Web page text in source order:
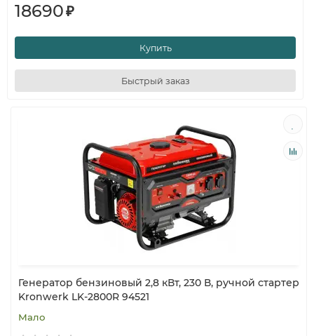
18690₽
Купить
Быстрый заказ
Генератор бензиновый 2,8 кВт, 230 В, ручной стартер
Kronwerk LK-2800R 94521
Мало